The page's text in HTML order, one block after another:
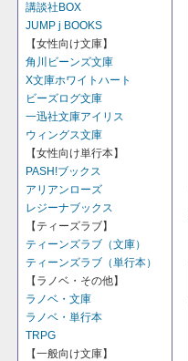
講談社BOX
JUMP j BOOKS
【女性向け文庫】
角川ビーンズ文庫
X文庫ホワイトハート
ビーズログ文庫
一迅社文庫アイリス
ウィングス文庫
【女性向け単行本】
PASH!ブックス
アリアンローズ
レジーナブックス
【ティーズラブ】
ティーンズラブ（文庫）
ティーンズラブ（単行本）
【ラノベ・その他】
ラノベ・文庫
ラノベ・単行本
TRPG
【一般向け文庫】